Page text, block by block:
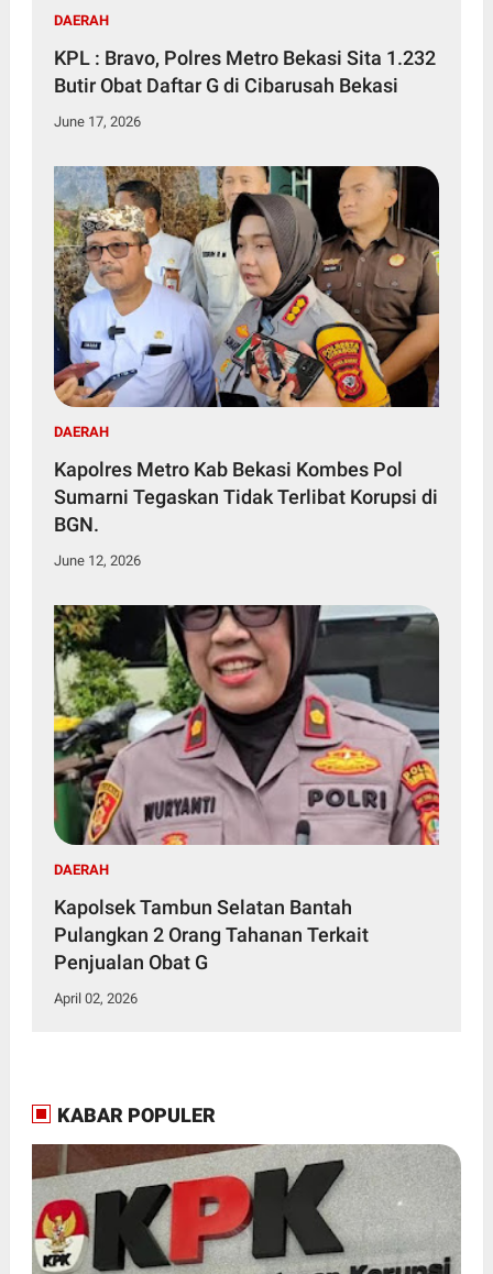
DAERAH
KPL : Bravo, Polres Metro Bekasi Sita 1.232
Butir Obat Daftar G di Cibarusah Bekasi
June 17, 2026
DAERAH
Kapolres Metro Kab Bekasi Kombes Pol
Sumarni Tegaskan Tidak Terlibat Korupsi di
BGN.
June 12, 2026
DAERAH
Kapolsek Tambun Selatan Bantah
Pulangkan 2 Orang Tahanan Terkait
Penjualan Obat G
April 02, 2026
KABAR POPULER